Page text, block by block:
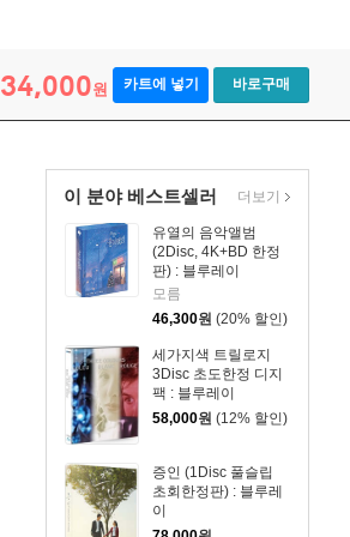
34,000원 카트에 넣기 바로구매
이 분야 베스트셀러
유열의 음악앨범
(2Disc, 4K+BD 한정
판) : 블루레이
모름
46,300원 (20% 할인)
세가지색 트릴로지
3Disc 초도한정 디지
팩 : 블루레이
58,000원 (12% 할인)
증인 (1Disc 풀슬립
초회한정판) : 블루레
이
더보기